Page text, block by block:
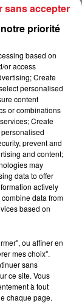
des
pour
LA...
servait
priorité
based on
or access
Create
personalised
content
or combinations
Create
prevent and
and content;
may
data to offer
actively
data from
based on
ou affiner en
mes choix".
sans
ce site. Vous
à tout
chaque page.
sans accepter